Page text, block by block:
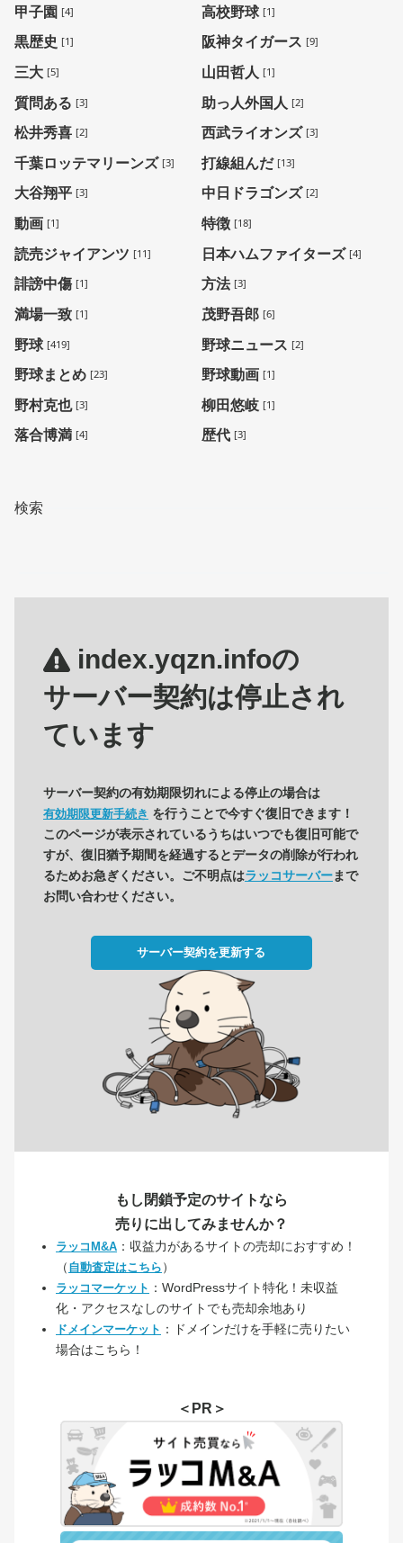
甲子園 [4] 高校野球 [1]
黒歴史 [1] 阪神タイガース [9]
三大 [5] 山田哲人 [1]
質問ある [3] 助っ人外国人 [2]
松井秀喜 [2] 西武ライオンズ [3]
千葉ロッテマリーンズ [3] 打線組んだ [13]
大谷翔平 [3] 中日ドラゴンズ [2]
動画 [1] 特徴 [18]
読売ジャイアンツ [11] 日本ハムファイターズ [4]
誹謗中傷 [1] 方法 [3]
満場一致 [1] 茂野吾郎 [6]
野球 [419] 野球ニュース [2]
野球まとめ [23] 野球動画 [1]
野村克也 [3] 柳田悠岐 [1]
落合博満 [4] 歴代 [3]
検索